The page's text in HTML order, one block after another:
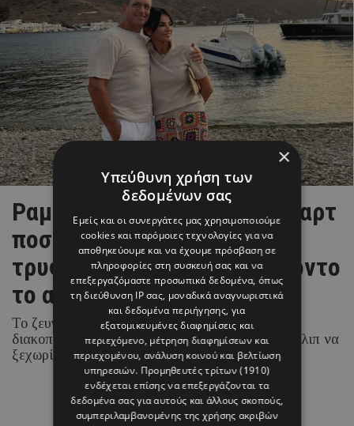
Ραμόνα & Τορναρίτης: Οι «καρτ
ποστάλ» από το Ιόνιο και το
τρυφερό στιγμιότυπο με φόντο
το απέραντο γαλάζιο
Το ζευγάρι απολαμβάνει τις καλοκαιρινές του
διακοπές στα νησιά του Ιονίου, με τη Ραμόνα Φίλιπ να
ξεχωρίζει για τα chic beach και resort looks της.
07 ΑΥΓΟΥΣΤΟΥ 26 - 15:45
Μαρία Καραμάνου
×
Υπεύθυνη χρήση των
δεδομένων σας
Εμείς και οι συνεργάτες μας χρησιμοποιούμε
cookies και παρόμοιες τεχνολογίες για να
αποθηκεύουμε και να έχουμε πρόσβαση σε
πληροφορίες στη συσκευή σας και να
επεξεργαζόμαστε προσωπικά δεδομένα, όπως
τη διεύθυνση IP σας, μοναδικά αναγνωριστικά
και δεδομένα περιήγησης, για
εξατομικευμένες διαφημίσεις και
περιεχόμενο, μέτρηση διαφημίσεων και
περιεχομένου, ανάλυση κοινού και βελτίωση
υπηρεσιών. Προμηθευτές τρίτων (1910)
ενδέχεται επίσης να επεξεργάζονται τα
δεδομένα σας για αυτούς και άλλους σκοπούς,
συμπεριλαμβανομένης της χρήσης ακριβών